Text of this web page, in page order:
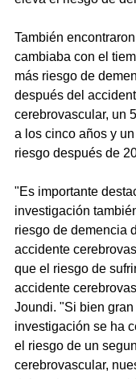
También
cambiaba con el
más riesgo de
después del
cerebrovascular, un
a los cinco años y
riesgo después de
"Es importante
investigación
riesgo de demencia
accidente
que el riesgo de
accidente
Joundi. "Si bien gran
investigación se ha
el riesgo de un
cerebrovascular,